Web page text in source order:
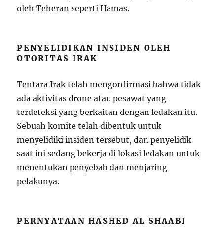
oleh Teheran seperti Hamas.
PENYELIDIKAN INSIDEN OLEH
OTORITAS IRAK
Tentara Irak telah mengonfirmasi bahwa tidak
ada aktivitas drone atau pesawat yang
terdeteksi yang berkaitan dengan ledakan itu.
Sebuah komite telah dibentuk untuk
menyelidiki insiden tersebut, dan penyelidik
saat ini sedang bekerja di lokasi ledakan untuk
menentukan penyebab dan menjaring
pelakunya.
PERNYATAAN HASHED AL SHAABI